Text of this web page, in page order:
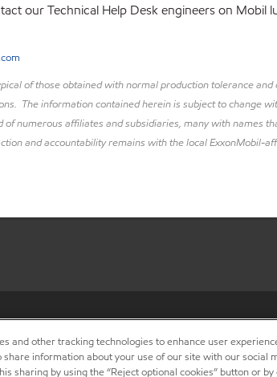
our Technical Help Desk engineers on Mobil
of those obtained with normal production tolerance
The information contained herein is subject to change
of numerous affiliates and subsidiaries, many with names
and accountability remains with the local ExxonMobil-
and other tracking technologies to enhance user
share information about your use of our site with our social
sharing by using the “Reject optional cookies” button or